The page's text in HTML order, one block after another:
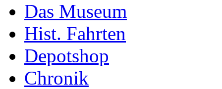
Das Museum
Hist. Fahrten
Depotshop
Chronik